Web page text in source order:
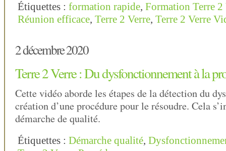
Étiquettes : formation rapide, Formation Terre 2
Réunion efficace, Terre 2 Verre, Terre 2 Verre
2 décembre 2020
Terre 2 Verre : Du dysfonctionnement à la
Cette vidéo aborde les étapes de la détection du
création d’une procédure pour le résoudre. Cela
démarche de qualité.
Étiquettes : Démarche qualité,